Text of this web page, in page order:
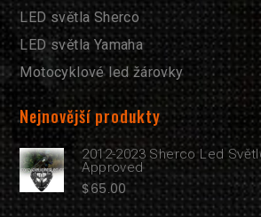
LED světla Sherco
LED světla Yamaha
Motocyklové led žárovky
Nejnovější produkty
2012-2023 Sherco Led
Approved
$65.00